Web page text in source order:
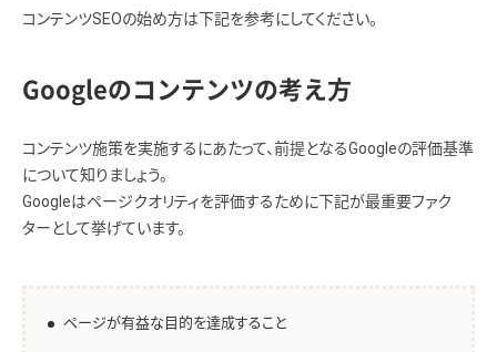
コンテンツSEOの始め方は下記を参考にしてください。
Googleのコンテンツの考え方
コンテンツ施策を実施するにあたって、前提となるGoogleの評価基準
について知りましょう。
Googleはページクオリティを評価するために下記が最重要ファク
ターとして挙げています。
ページが有益な目的を達成すること